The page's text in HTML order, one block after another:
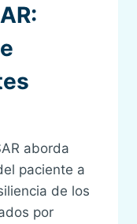
aborda
paciente a
de los
por